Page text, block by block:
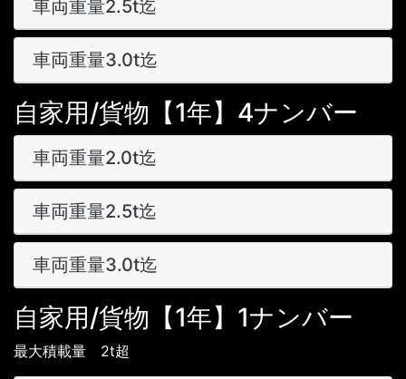
車両重量2.5t迄
車両重量3.0t迄
自家用/貨物【1年】4ナンバー
車両重量2.0t迄
車両重量2.5t迄
車両重量3.0t迄
自家用/貨物【1年】1ナンバー
最大積載量 2t超